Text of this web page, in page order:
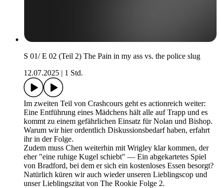
S 01/ E 02 (Teil 2) The Pain in my ass vs. the police slug
12.07.2025 | 1 Std.
Im zweiten Teil von Crashcours geht es actionreich weiter:
Eine Entführung eines Mädchens hält alle auf Trapp und es
kommt zu einem gefährlichen Einsatz für Nolan und Bishop.
Warum wir hier ordentlich Diskussionsbedarf haben, erfahrt
ihr in der Folge.
Zudem muss Chen weiterhin mit Wrigley klar kommen, der
eher "eine ruhige Kugel schiebt" — Ein abgekartetes Spiel
von Bradford, bei dem er sich ein kostenloses Essen besorgt?
Natürlich küren wir auch wieder unseren Lieblingscop und
unser Lieblingszitat von The Rookie Folge 2.